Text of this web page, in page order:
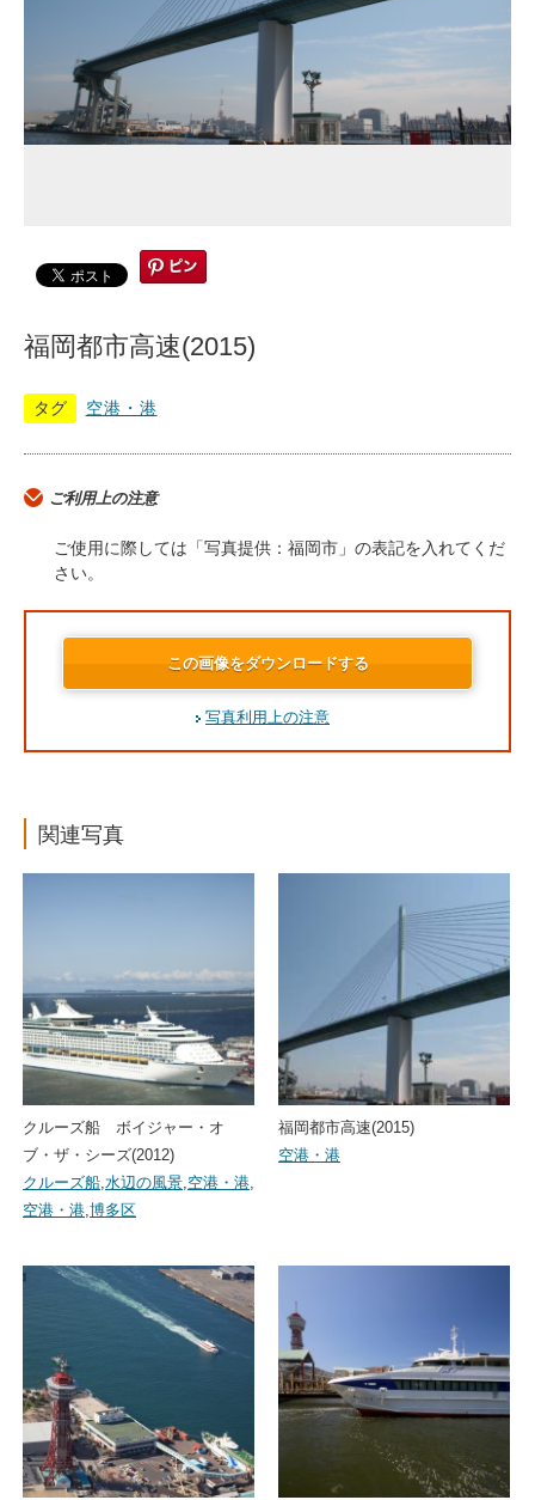
福岡都市高速(2015)
タグ 空港・港
ご利用上の注意
ご使用に際しては「写真提供：福岡市」の表記を入れてくだ
さい。
この画像をダウンロードする
写真利用上の注意
関連写真
クルーズ船 ボイジャー・オ
ブ・ザ・シーズ(2012)
クルーズ船,水辺の風景,空港・港,
空港・港,博多区
福岡都市高速(2015)
空港・港